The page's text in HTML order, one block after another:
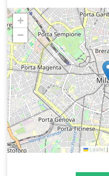
+
−
Leaflet |